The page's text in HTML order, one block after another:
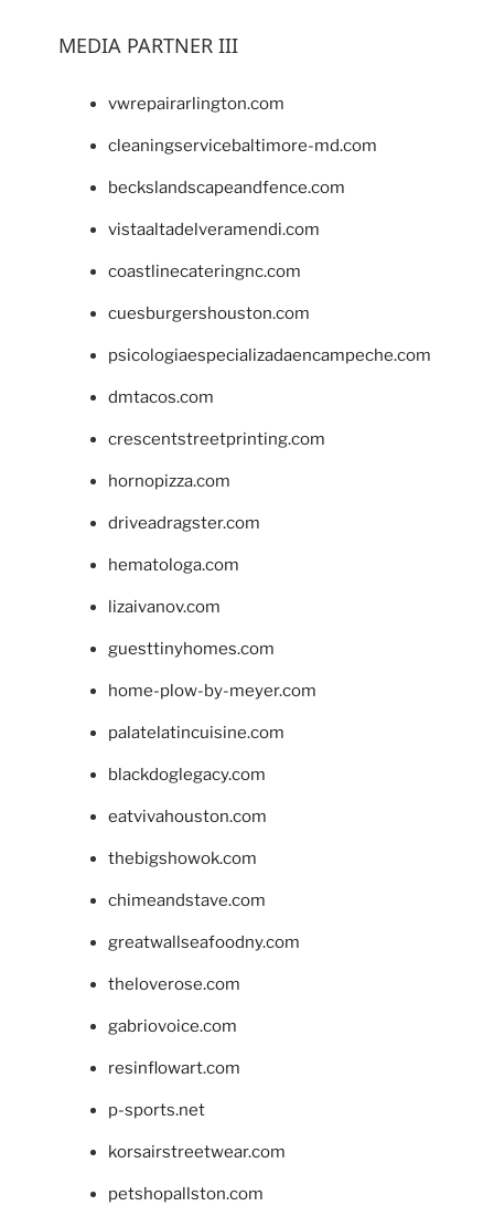
MEDIA PARTNER III
vwrepairarlington.com
cleaningservicebaltimore-md.com
beckslandscapeandfence.com
vistaaltadelveramendi.com
coastlinecateringnc.com
cuesburgershouston.com
psicologiaespecializadaencampeche.com
dmtacos.com
crescentstreetprinting.com
hornopizza.com
driveadragster.com
hematologa.com
lizaivanov.com
guesttinyhomes.com
home-plow-by-meyer.com
palatelatincuisine.com
blackdoglegacy.com
eatvivahouston.com
thebigshowok.com
chimeandstave.com
greatwallseafoodny.com
theloverose.com
gabriovoice.com
resinflowart.com
p-sports.net
korsairstreetwear.com
petshopallston.com